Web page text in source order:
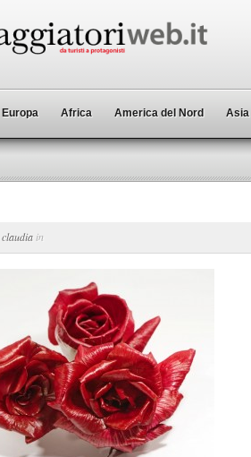
Europa Africa America del Nord Asia
claudia in